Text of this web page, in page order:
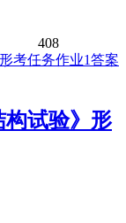
408
构试验》形